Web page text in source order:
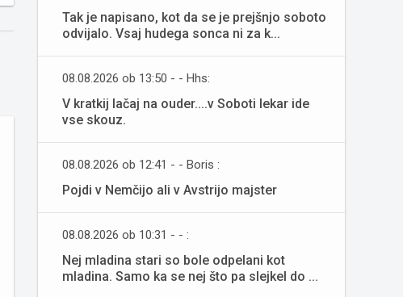
Tak je napisano, kot da se je prejšnjo soboto
odvijalo. Vsaj hudega sonca ni za k...
08.08.2026 ob 13:50 - - Hhs:
V kratkij lačaj na ouder....v Soboti lekar ide
vse skouz.
08.08.2026 ob 12:41 - - Boris :
Pojdi v Nemčijo ali v Avstrijo majster
08.08.2026 ob 10:31 - - :
Nej mladina stari so bole odpelani kot
mladina. Samo ka se nej što pa slejkel do ...